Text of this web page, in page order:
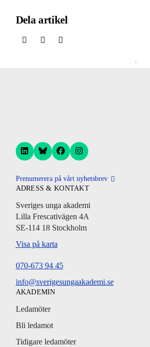
Dela artikel
Prenumerera på vårt nyhetsbrev
ADRESS & KONTAKT
Sveriges unga akademi
Lilla Frescativägen 4A
SE-114 18 Stockholm
Visa på karta
070-673 94 45
info@sverigesungaakademi.se
AKADEMIN
Ledamöter
Bli ledamot
Tidigare ledamöter